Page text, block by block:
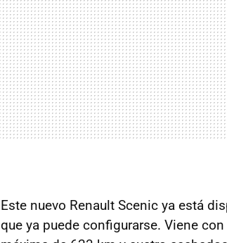
Este nuevo Renault Scenic ya está
que ya puede configurarse. Viene